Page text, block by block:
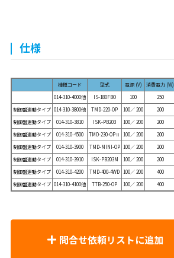
仕様
機種コード 型式 電源 (V) 消費電力 (W)
014-310-4000他
IS-180FBO 100 250
制御盤連動タイプ 014-310-3800他 TMD-220-OP 100／ 200 200
制御盤連動タイプ
014-310-3810 ISK-PB203 100／ 200 200
制御盤連動タイプ
014-310-4500 TMD-230-OPⅡ 100／ 200 200
制御盤連動タイプ
014-310-3900 TMD-MINI-OP 100／ 200 200
制御盤連動タイプ
014-310-3910 ISK-PB203M 100／ 200 200
制御盤連動タイプ
014-310-4200 TMD-400-4WD 100／ 200 400
制御盤連動タイプ 014-310-4100他 TTB-250-OP 100／ 200 400
問合せ依頼リストに追加